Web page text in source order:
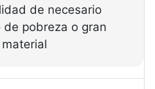
de necesario
de pobreza o gran